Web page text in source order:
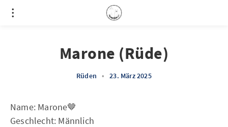
Marone (Rüde)
Rüden • 23. März 2025
Name: Marone🤎
Geschlecht: Männlich